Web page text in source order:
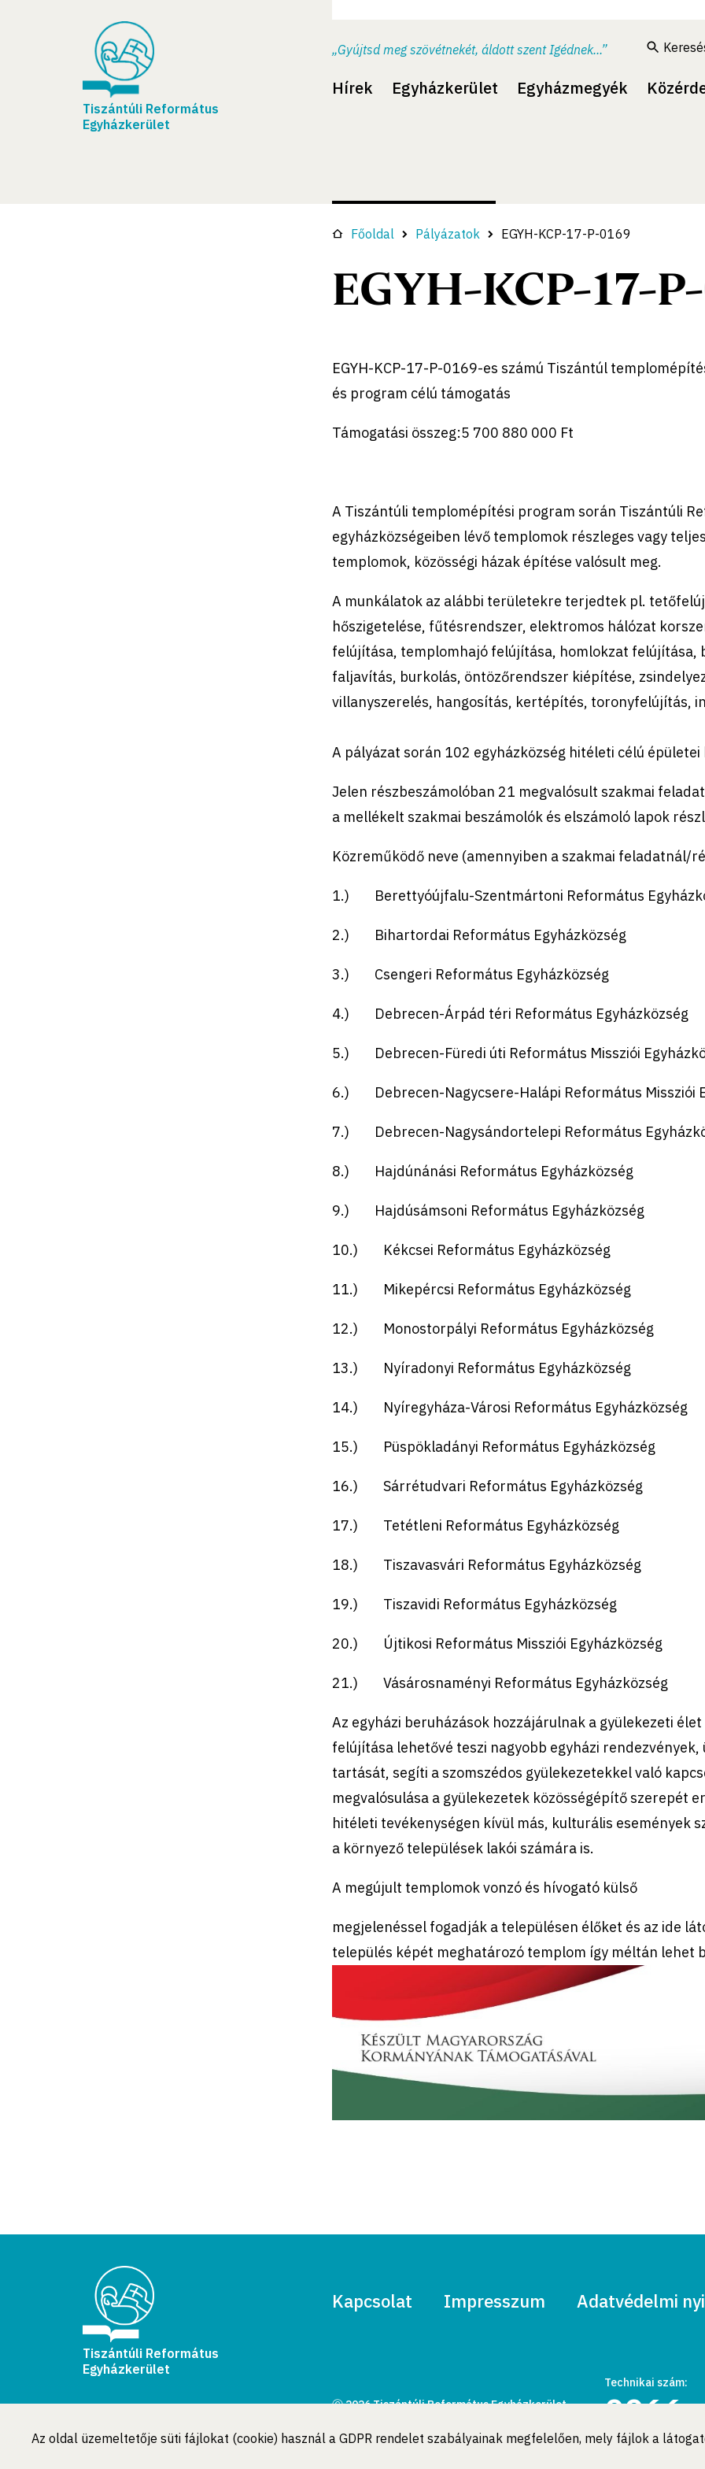
Az oldal üzemeltetője süti fájlokat (cookie) használ a GDPR rendelet szabályainak megfelelően, mely fájlok a
Tiszántúli Református
Egyházkerület
„Gyújtsd meg szövétnekét, áldott szent Igédnek...”
Hírek Egyházkerület Egyházmegyék
Főoldal Pályázatok EGYH-KCP-17-P-0169
EGYH-KCP-17-
EGYH-KCP-17-P-0169-es számú Tiszántúl
és program célú támogatás
Támogatási összeg:5 700 880 000 Ft
A Tiszántúli templomépítési program során Tiszántúli
egyházközségeiben lévő templomok részleges vagy
templomok, közösségi házak építése valósult meg.
A munkálatok az alábbi területekre terjedtek pl.
hőszigetelése, fűtésrendszer, elektromos hálózat
felújítása, templomhajó felújítása, homlokzat felújítása,
faljavítás, burkolás, öntözőrendszer kiépítése,
villanyszerelés, hangosítás, kertépítés, toronyfelújítás,
A pályázat során 102 egyházközség hitéleti célú
Jelen részbeszámolóban 21 megvalósult szakmai
a mellékelt szakmai beszámolók és elszámoló lapok
Közreműködő neve (amennyiben a szakmai feladatnál/
1.) Berettyóújfalu-Szentmártoni Református
2.) Bihartordai Református Egyházközség
3.) Csengeri Református Egyházközség
4.) Debrecen-Árpád téri Református Egyházközség
5.) Debrecen-Füredi úti Református Missziói
6.) Debrecen-Nagycsere-Halápi Református Missziói
7.) Debrecen-Nagysándortelepi Református
8.) Hajdúnánási Református Egyházközség
9.) Hajdúsámsoni Református Egyházközség
10.) Kékcsei Református Egyházközség
11.) Mikepércsi Református Egyházközség
12.) Monostorpályi Református Egyházközség
13.) Nyíradonyi Református Egyházközség
14.) Nyíregyháza-Városi Református Egyházközség
15.) Püspökladányi Református Egyházközség
16.) Sárrétudvari Református Egyházközség
17.) Tetétleni Református Egyházközség
18.) Tiszavasvári Református Egyházközség
19.) Tiszavidi Református Egyházközség
20.) Újtikosi Református Missziói Egyházközség
21.) Vásárosnaményi Református Egyházközség
Az egyházi beruházások hozzájárulnak a gyülekezeti
felújítása lehetővé teszi nagyobb egyházi
tartását, segíti a szomszédos gyülekezetekkel való
megvalósulása a gyülekezetek közösségépítő szerepét
hitéleti tevékenységen kívül más, kulturális események
a környező települések lakói számára is.
A megújult templomok vonzó és hívogató külső
megjelenéssel fogadják a településen élőket és az ide
település képét meghatározó templom így méltán lehet
Tiszántúli Református
Egyházkerület
Kapcsolat Impresszum Adatvédelmi
Ⓒ 2026 Tiszántúli Református Egyházkerület.
Technikai szám:
0066